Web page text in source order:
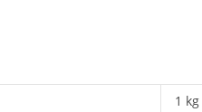
1 kg